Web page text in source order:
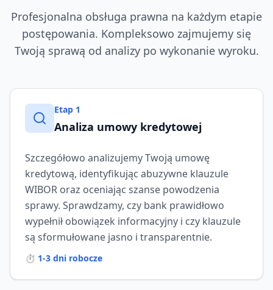
Profesjonalna obsługa prawna na każdym etapie
postępowania. Kompleksowo zajmujemy się
Twoją sprawą od analizy po wykonanie wyroku.
Etap 1
Analiza umowy kredytowej
Szczegółowo analizujemy Twoją umowę
kredytową, identyfikując abuzywne klauzule
WIBOR oraz oceniając szanse powodzenia
sprawy. Sprawdzamy, czy bank prawidłowo
wypełnił obowiązek informacyjny i czy klauzule
są sformułowane jasno i transparentnie.
⏱️ 1-3 dni robocze